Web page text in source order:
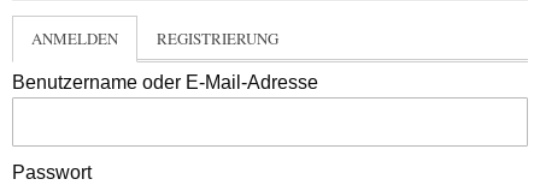
ANMELDEN REGISTRIERUNG
Benutzername oder E-Mail-Adresse
Passwort